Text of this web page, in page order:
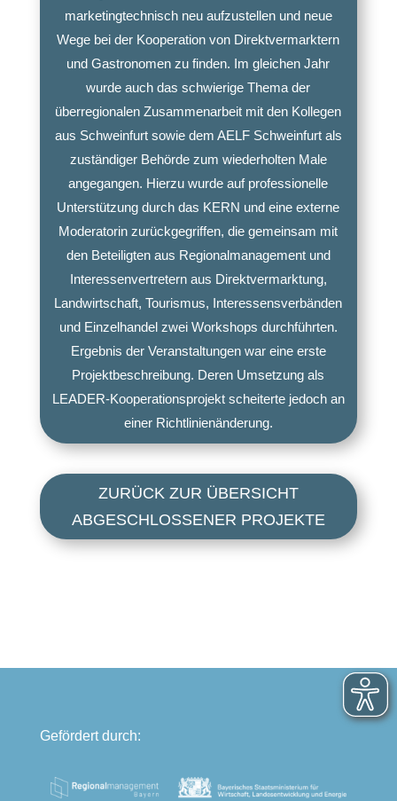
marketingtechnisch neu aufzustellen und neue
Wege bei der Kooperation von Direktvermarktern
und Gastronomen zu finden. Im gleichen Jahr
wurde auch das schwierige Thema der
überregionalen Zusammenarbeit mit den Kollegen
aus Schweinfurt sowie dem AELF Schweinfurt als
zuständiger Behörde zum wiederholten Male
angegangen. Hierzu wurde auf professionelle
Unterstützung durch das KERN und eine externe
Moderatorin zurückgegriffen, die gemeinsam mit
den Beteiligten aus Regionalmanagement und
Interessenvertretern aus Direktvermarktung,
Landwirtschaft, Tourismus, Interessensverbänden
und Einzelhandel zwei Workshops durchführten.
Ergebnis der Veranstaltungen war eine erste
Projektbeschreibung. Deren Umsetzung als
LEADER-Kooperationsprojekt scheiterte jedoch an
einer Richtlinienänderung.
ZURÜCK ZUR ÜBERSICHT
ABGESCHLOSSENER PROJEKTE
Gefördert durch: